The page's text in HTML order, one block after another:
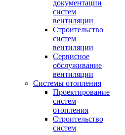
документации
систем
вентиляции
Строительство
систем
вентиляции
Сервисное
обслуживание
вентиляции
Системы отопления
Проектирование
систем
отопления
Строительство
систем